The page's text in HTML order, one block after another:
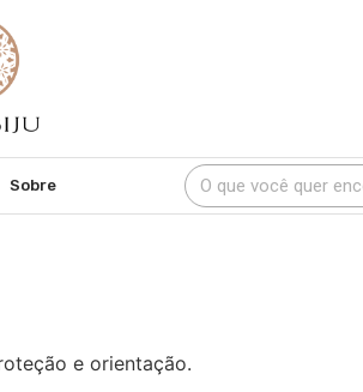
Sobre
e orientação.